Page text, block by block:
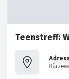
Teenstreff: